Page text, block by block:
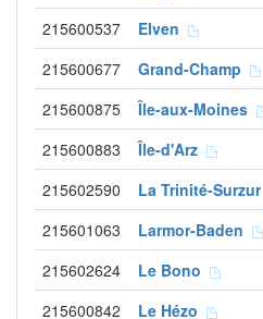
215600537 Elven
215600677 Grand-Champ
215600875 Île-aux-Moines
215600883 Île-d'Arz
215602590 La Trinité-Surzur
215601063 Larmor-Baden
215602624 Le Bono
215600842 Le Hézo